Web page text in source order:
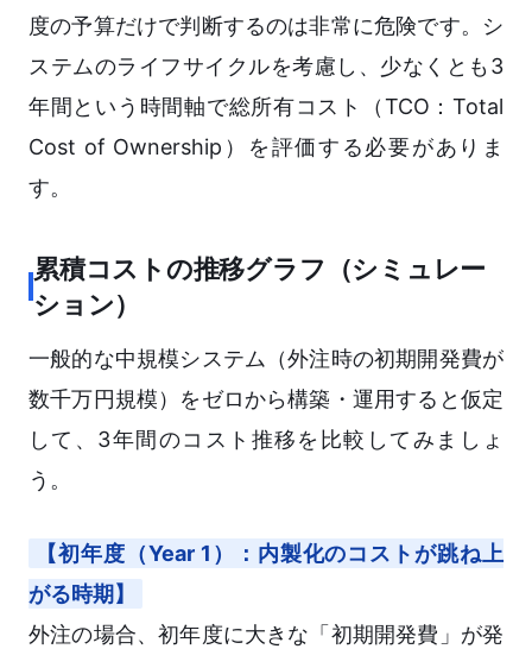
度の予算だけで判断するのは非常に危険です。シ
ステムのライフサイクルを考慮し、少なくとも3
年間という時間軸で総所有コスト（TCO：Total
Cost of Ownership）を評価する必要がありま
す。
累積コストの推移グラフ（シミュレー
ション）
一般的な中規模システム（外注時の初期開発費が
数千万円規模）をゼロから構築・運用すると仮定
して、3年間のコスト推移を比較してみましょ
う。
【初年度（Year 1）：内製化のコストが跳ね上
がる時期】
外注の場合、初年度に大きな「初期開発費」が発